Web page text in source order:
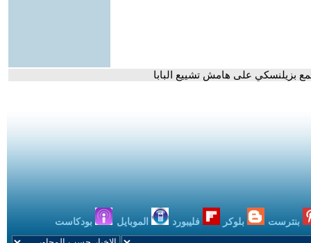
بزيلنسكي على هامش تشييع البابا
بنترست بلوكر فليبورد الموبايل بودكاست